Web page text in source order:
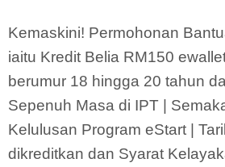
Kemaskini! Permohonan
iaitu Kredit Belia RM150
berumur 18 hingga 20 tahun
Sepenuh Masa di IPT |
Kelulusan Program eStart |
dikreditkan dan Syarat